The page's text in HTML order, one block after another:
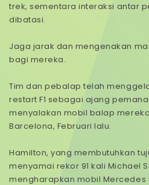
trek, sementara interaksi antar
dibatasi.
Jaga jarak dan mengenakan
bagi mereka.
Tim dan pebalap telah
restart F1 sebagai ajang
menyalakan mobil balap
Barcelona, Februari lalu.
Hamilton, yang membutuhkan
menyamai rekor 91 kali Michael
mengharapkan mobil Mercedes